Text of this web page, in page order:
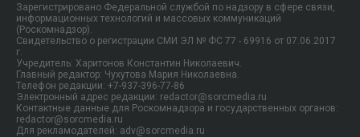
Зарегистрировано Федеральной службой по надзору в сфере связи,
информационных технологий и массовых коммуникаций
(Роскомнадзор).
Свидетельство о регистрации СМИ ЭЛ № ФС 77 - 69916 от 07.06.2017
г.
Учредитель: Харитонов Константин Николаевич.
Главный редактор: Чухутова Мария Николаевна.
Телефон редакции: +7-937-396-77-86
Электронный адрес редакции: redactor@sorcmedia.ru
Контактные данные для Роскомнадзора и государственных органов:
redactor@sorcmedia.ru
Для рекламодателей: adv@sorcmedia.ru